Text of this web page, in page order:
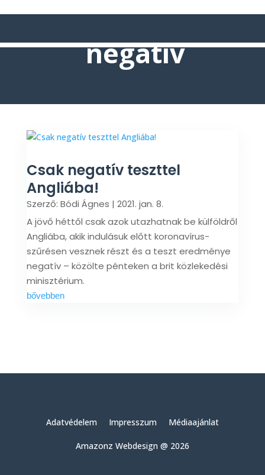
negatív
Csak negatív teszttel
Angliába!
Szerző: Bódi Ágnes | 2021. jan. 8.
A jövő héttől csak azok utazhatnak be külföldről
Angliába, akik indulásuk előtt koronavírus-
szűrésen vesznek részt és a teszt eredménye
negatív – közölte pénteken a brit közlekedési
minisztérium.
bővebben
Adatvédelem Impresszum Médiaajánlat
Amazonz Webdesign @ 2026